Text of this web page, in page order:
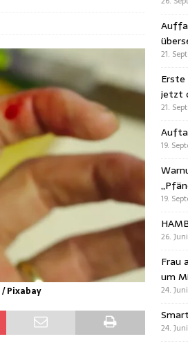
/ Pixabay
21.
jetzt
21.
19.
19.
26.
Frau
um
24.
24.